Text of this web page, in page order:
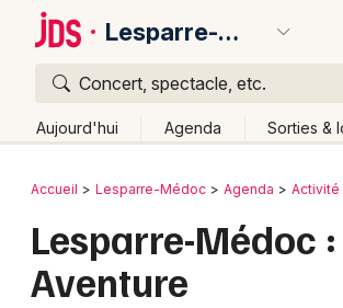
Lesparre-Médoc
Concert, spectacle, etc.
Aujourd'hui Agenda Sorties &
Publier un événement
Bordeaux
Colmar
Retour
Accueil Lesparre-Médoc Agenda Activité
Lesparre-Médoc :
Aventure
Quoi ?
Où ?
Partout
Près de moi Changer de lieu
Quand ?